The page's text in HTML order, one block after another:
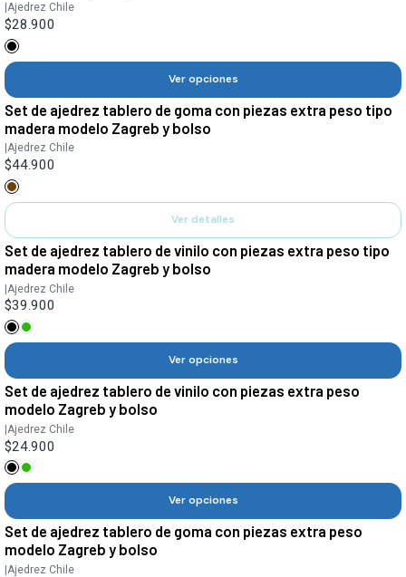
|Ajedrez Chile
$28.900
Ver opciones
Agotado
Set de ajedrez tablero de goma con piezas extra peso tipo
madera modelo Zagreb y bolso
|Ajedrez Chile
$44.900
Ver detalles
Set de ajedrez tablero de vinilo con piezas extra peso tipo
madera modelo Zagreb y bolso
|Ajedrez Chile
$39.900
Ver opciones
Set de ajedrez tablero de vinilo con piezas extra peso
modelo Zagreb y bolso
|Ajedrez Chile
$24.900
Ver opciones
Set de ajedrez tablero de goma con piezas extra peso
modelo Zagreb y bolso
|Ajedrez Chile